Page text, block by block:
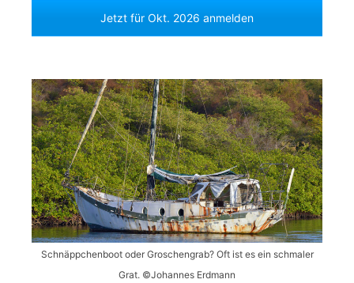
Jetzt für Okt. 2026 anmelden
Schnäppchenboot oder Groschengrab? Oft ist es ein schmaler
Grat. ©Johannes Erdmann